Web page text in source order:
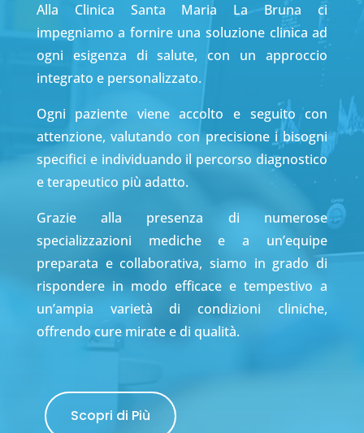
Alla Clinica Santa Maria La Bruna ci
impegniamo a fornire una soluzione clinica ad
ogni esigenza di salute, con un approccio
integrato e personalizzato.
Ogni paziente viene accolto e seguito con
attenzione, valutando con precisione i bisogni
specifici e individuando il percorso diagnostico
e terapeutico più adatto.
Grazie alla presenza di numerose
specializzazioni mediche e a un’equipe
preparata e collaborativa, siamo in grado di
rispondere in modo efficace e tempestivo a
un’ampia varietà di condizioni cliniche,
offrendo cure mirate e di qualità.
Scopri di Più